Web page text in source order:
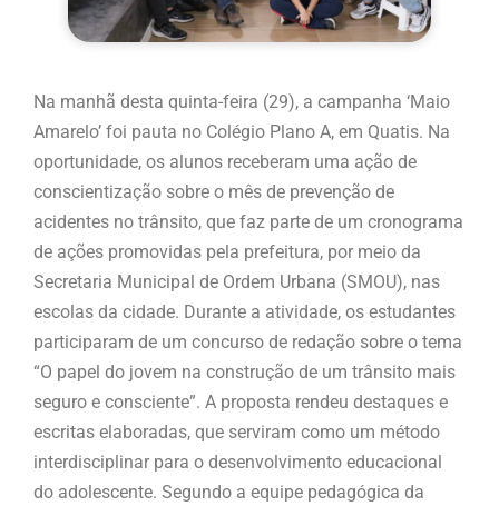
Na manhã desta quinta-feira (29), a campanha ‘Maio
Amarelo’ foi pauta no Colégio Plano A, em Quatis. Na
oportunidade, os alunos receberam uma ação de
conscientização sobre o mês de prevenção de
acidentes no trânsito, que faz parte de um cronograma
de ações promovidas pela prefeitura, por meio da
Secretaria Municipal de Ordem Urbana (SMOU), nas
escolas da cidade. Durante a atividade, os estudantes
participaram de um concurso de redação sobre o tema
“O papel do jovem na construção de um trânsito mais
seguro e consciente”. A proposta rendeu destaques e
escritas elaboradas, que serviram como um método
interdisciplinar para o desenvolvimento educacional
do adolescente. Segundo a equipe pedagógica da